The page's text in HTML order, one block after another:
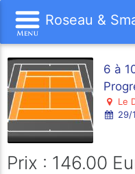
Roseau &
6 à
Le
29/
Prix : 146.00